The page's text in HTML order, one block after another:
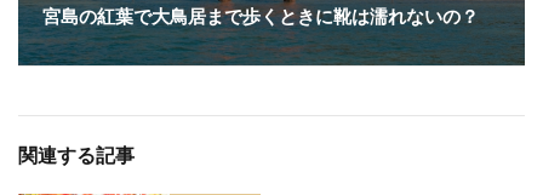
宮島の紅葉で大鳥居まで歩くときに靴は濡れないの？
関連する記事